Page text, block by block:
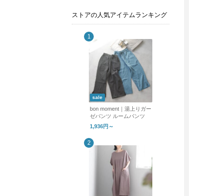
ストアの人気アイテムランキング
sale
bon moment｜湯上りガー
ゼパンツ ルームパンツ
1,936円～